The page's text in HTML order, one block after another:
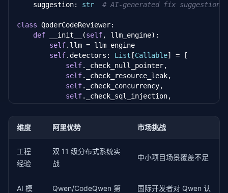
    suggestion:
str # AI-generated fix suggestion
class QoderCodeReviewer:
def __init__(self, llm_engine):
self.llm = llm_engine
self.detectors: List [Callable] = [
self._check_null_pointer,
self._check_resource_leak,
self._check_concurrency,
self._check_sql_injection,
self._check_xss,
        ]
"""六层代码审查：静态分析 + LLM 语义理解 + 模
        bugs = []
# 第一层：规则引擎（快速筛查）
            found = detector(code)
维度 阿里优势 市场挑战
工程
经验
双 11 级分布式系统实
战
中小项目场景覆盖不足
AI 模
Qwen/CodeQwen 第
国际开发者对 Qwen 认